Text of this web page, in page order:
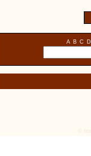
A B C D